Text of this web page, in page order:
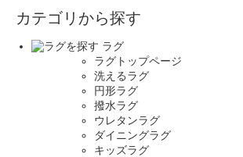
カテゴリから探す
ラグ
ラグトップページ
洗えるラグ
円形ラグ
撥水ラグ
ウレタンラグ
ダイニングラグ
キッズラグ